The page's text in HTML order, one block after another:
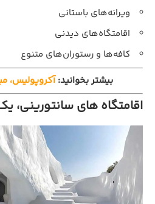
ویرانه‌های باستانی
اقامتگاه‌های دیدنی
کافه‌ها و رستوران‌های متنوع
بیشتر بخوانید:آکروپولیس،
اقامتگاه های سانتورینی،